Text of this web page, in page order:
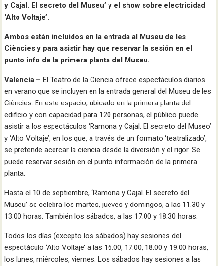
y Cajal. El secreto del Museu’ y el show sobre electricidad
‘Alto Voltaje’.
Ambos están incluidos en la entrada al Museu de les
Ciències y para asistir hay que reservar la sesión en el
punto info de la primera planta del Museu.
Valencia –El Teatro de la Ciencia ofrece espectáculos diarios
en verano que se incluyen en la entrada general del Museu de les
Ciències. En este espacio, ubicado en la primera planta del
edificio y con capacidad para 120 personas, el público puede
asistir a los espectáculos ‘Ramona y Cajal. El secreto del Museo’
y ‘Alto Voltaje’, en los que, a través de un formato ‘teatralizado’,
se pretende acercar la ciencia desde la diversión y el rigor. Se
puede reservar sesión en el punto información de la primera
planta.
Hasta el 10 de septiembre, ‘Ramona y Cajal. El secreto del
Museu’ se celebra los martes, jueves y domingos, a las 11.30 y
13.00 horas. También los sábados, a las 17.00 y 18.30 horas.
Todos los días (excepto los sábados) hay sesiones del
espectáculo ‘Alto Voltaje’ a las 16.00, 17.00, 18.00 y 19.00 horas,
los lunes, miércoles, viernes. Los sábados hay sesiones a las